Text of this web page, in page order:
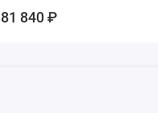
81 840 ₽